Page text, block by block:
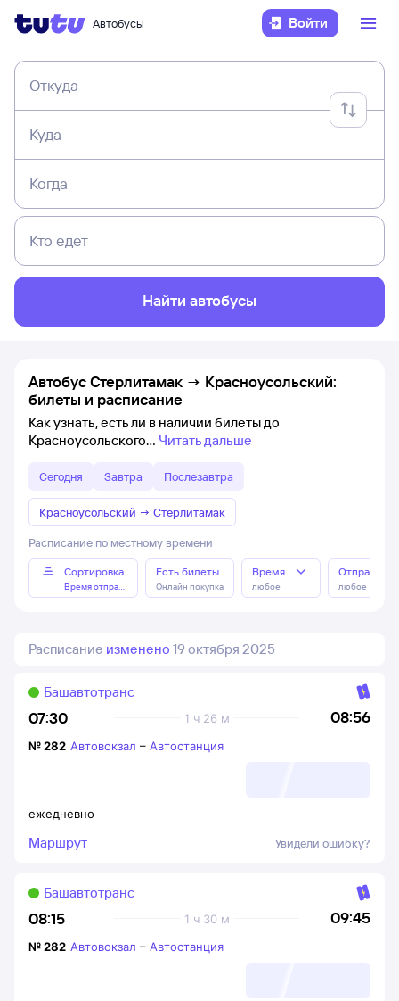
Автобусы Войти
Откуда
Куда
Когда
Кто едет
Найти автобусы
Автобус Стерлитамак → Красноусольский:
билеты и расписание
Как узнать, есть ли в наличии билеты до
Красноусольского
Читать дальше
Сегодня Завтра Послезавтра
Красноусольский → Стерлитамак
Расписание по местному времени
Сортировка
Время отправления
Есть билеты
Онлайн покупка
Время
любое любое
Расписание изменено 19 октября 2025
07:30 08:56
1 ч 26 м
Башавтотранс
ежедневно
№282 Автовокзал – Автостанция
Маршрут Увидели ошибку?
08:15 09:45
1 ч 30 м
Башавтотранс
№282 Автовокзал – Автостанция